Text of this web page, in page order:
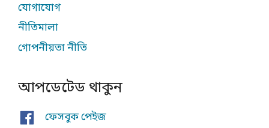
যোগাযোগ
নীতিমালা
গোপনীয়তা নীতি
আপডেটেড থাকুন
ফেসবুক পেইজ